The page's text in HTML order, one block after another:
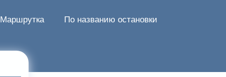
Маршрутка По названию остановки